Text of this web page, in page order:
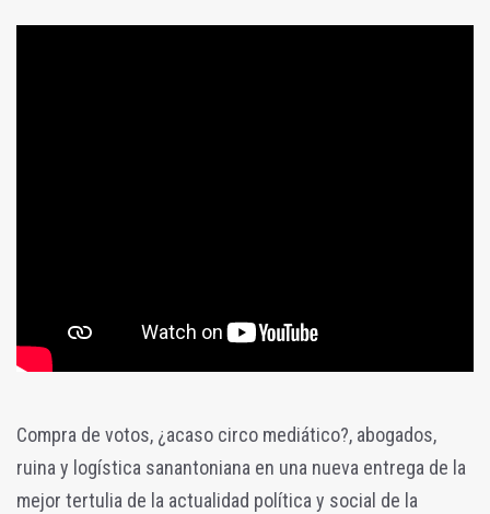
Compra de votos, ¿acaso circo mediático?, abogados,
ruina y logística sanantoniana en una nueva entrega de la
mejor tertulia de la actualidad política y social de la